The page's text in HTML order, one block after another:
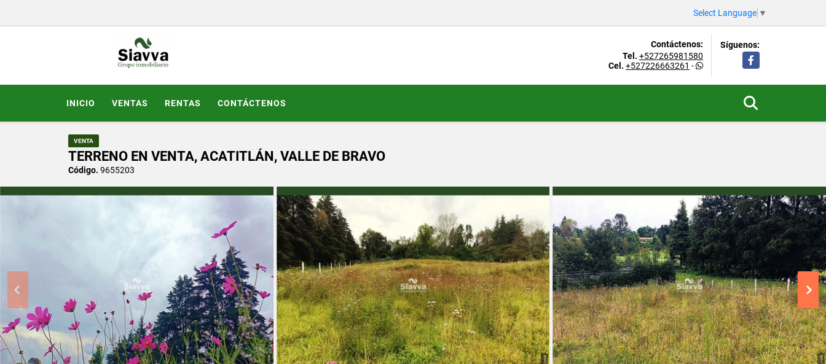
Select Language ▼
Contáctenos:
Tel. +527265981580
Cel. +527226663261 -
Síguenos:
Facebook
INICIO VENTAS RENTAS CONTÁCTENOS
VENTA
TERRENO EN VENTA, ACATITLÁN, VALLE DE BRAVO
Código. 9655203